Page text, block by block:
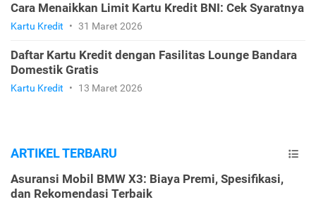
Cara Menaikkan Limit Kartu Kredit BNI: Cek Syaratnya
Kartu Kredit • 31 Maret 2026
Daftar Kartu Kredit dengan Fasilitas Lounge Bandara
Domestik Gratis
Kartu Kredit • 13 Maret 2026
ARTIKEL TERBARU
Asuransi Mobil BMW X3: Biaya Premi, Spesifikasi,
dan Rekomendasi Terbaik